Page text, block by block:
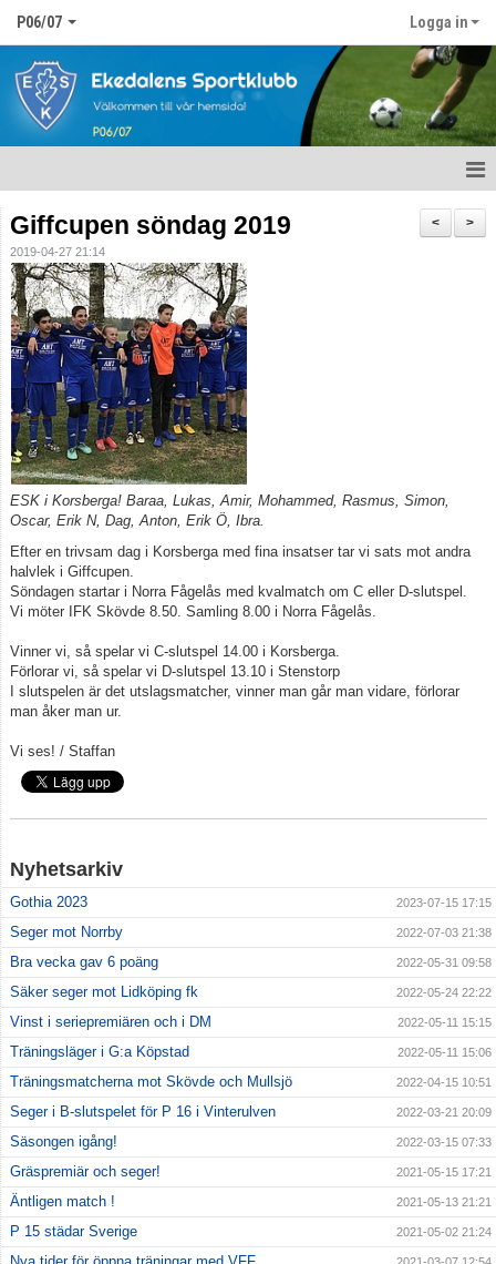
P06/07 Logga in
Nyheter
Kalender
Matcher
Truppen
Bildgalleri
Dokument
Kontakt
>
<
Giffcupen söndag 2019
2019-04-27 21:14
ESK i Korsberga! Baraa, Lukas, Amir, Mohammed, Rasmus, Simon,
Oscar, Erik N, Dag, Anton, Erik Ö, Ibra.
Efter en trivsam dag i Korsberga med fina insatser tar vi sats mot andra
halvlek i Giffcupen.
Söndagen startar i Norra Fågelås med kvalmatch om C eller D-slutspel.
Vi möter IFK Skövde 8.50. Samling 8.00 i Norra Fågelås.
Vinner vi, så spelar vi C-slutspel 14.00 i Korsberga.
Förlorar vi, så spelar vi D-slutspel 13.10 i Stenstorp
I slutspelen är det utslagsmatcher, vinner man går man vidare, förlorar
man åker man ur.
Vi ses! / Staffan
Nyhetsarkiv
Gothia 2023 2023-07-15 17:15
Seger mot Norrby 2022-07-03 21:38
Bra vecka gav 6 poäng 2022-05-31 09:58
Säker seger mot Lidköping fk 2022-05-24 22:22
Vinst i seriepremiären och i DM 2022-05-11 15:15
Träningsläger i G:a Köpstad 2022-05-11 15:06
Träningsmatcherna mot Skövde och Mullsjö 2022-04-15 10:51
Seger i B-slutspelet för P 16 i Vinterulven 2022-03-21 20:09
Säsongen igång! 2022-03-15 07:33
Gräspremiär och seger! 2021-05-15 17:21
Äntligen match ! 2021-05-13 21:21
P 15 städar Sverige 2021-05-02 21:24